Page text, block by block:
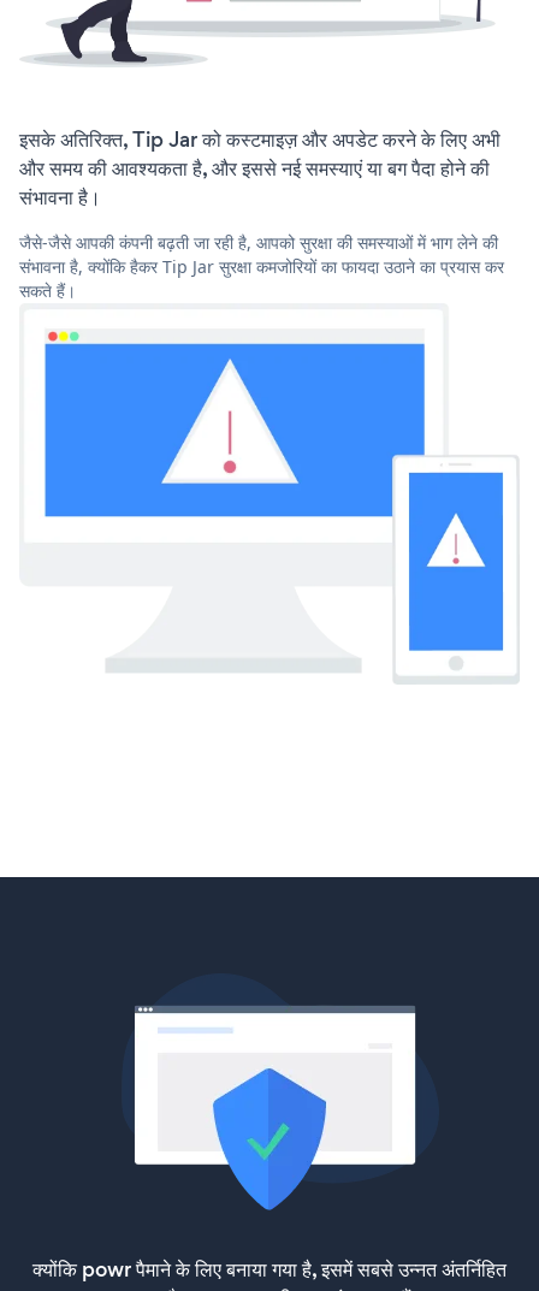
इसके अतिरिक्त, Tip Jar को कस्टमाइज़ और अपडेट करने के लिए अभी
और समय की आवश्यकता है, और इससे नई समस्याएं या बग पैदा होने की
संभावना है।
जैसे-जैसे आपकी कंपनी बढ़ती जा रही है, आपको सुरक्षा की समस्याओं में भाग लेने की
संभावना है, क्योंकि हैकर Tip Jar सुरक्षा कमजोरियों का फायदा उठाने का प्रयास कर
सकते हैं।
क्योंकि powr पैमाने के लिए बनाया गया है, इसमें सबसे उन्नत अंतर्निहित